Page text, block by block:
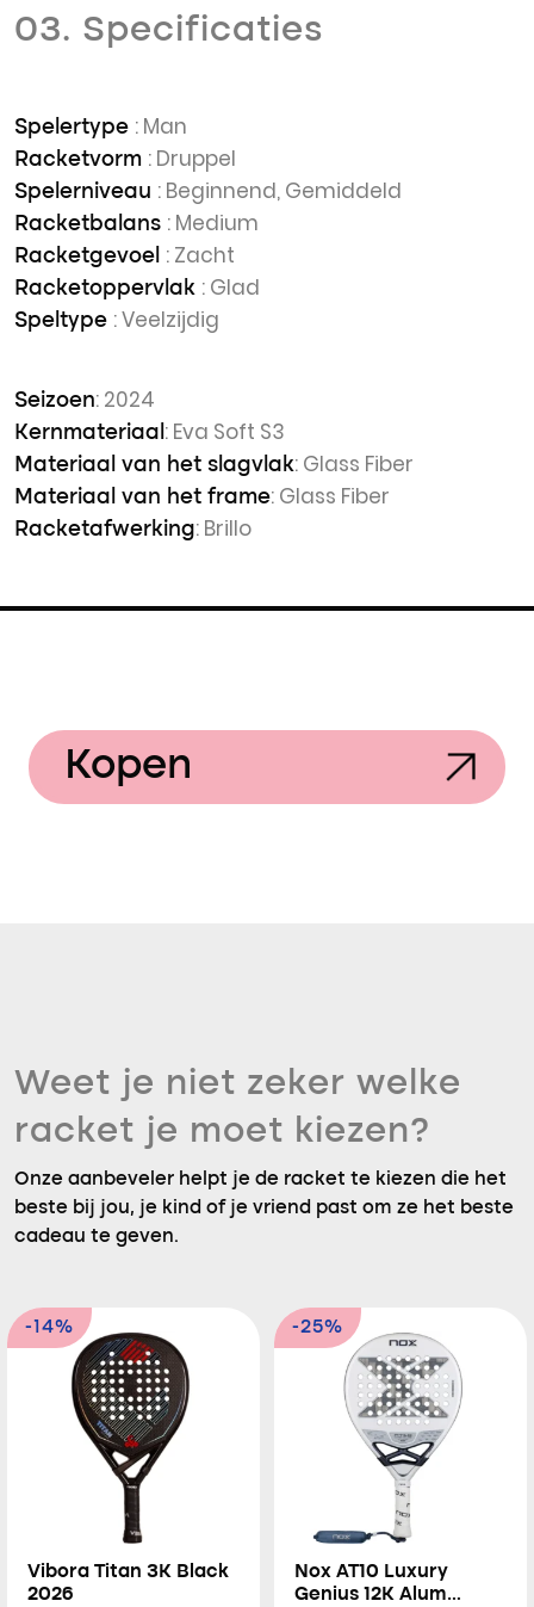
03. Specificaties
Spelertype : Man
Racketvorm : Druppel
Spelerniveau : Beginnend, Gemiddeld
Racketbalans : Medium
Racketgevoel : Zacht
Racketoppervlak : Glad
Speltype : Veelzijdig
Seizoen: 2024
Kernmateriaal : Eva Soft S3
Materiaal van het slagvlak: Glass Fiber
Materiaal van het frame: Glass Fiber
Racketafwerking: Brillo
Kopen
Weet je niet zeker welke
racket je moet kiezen?
Onze aanbeveler helpt je de racket te kiezen die het
beste bij jou, je kind of je vriend past om ze het beste
cadeau te geven.
-14%
Vibora Titan 3K Black
2026
-25%
Nox AT10 Luxury
Genius 12K Alum